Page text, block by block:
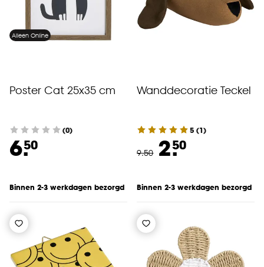
Alleen Online
Poster Cat 25x35 cm
(0)
6.50
Binnen 2-3 werkdagen bezorgd
Wanddecoratie Teckel
5 (1)
9.50 2.50
Binnen 2-3 werkdagen bezorgd